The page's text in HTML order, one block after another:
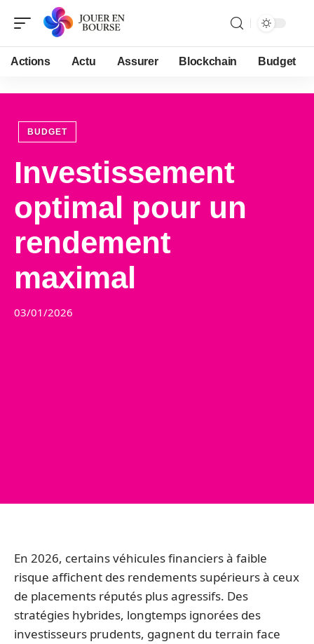
Actions Actu Assurer Blockchain Budget
BUDGET
Investissement
optimal pour un
rendement
maximal
03/01/2026
En 2026, certains véhicules financiers à faible
risque affichent des rendements supérieurs à ceux
de placements réputés plus agressifs. Des
stratégies hybrides, longtemps ignorées des
investisseurs prudents, gagnent du terrain face